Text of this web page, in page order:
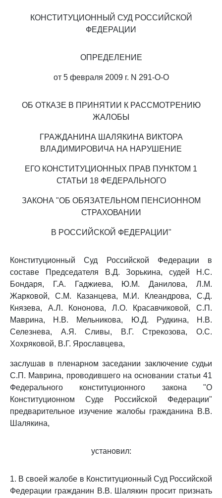
КОНСТИТУЦИОННЫЙ СУД РОССИЙСКОЙ
ФЕДЕРАЦИИ
ОПРЕДЕЛЕНИЕ
от 5 февраля 2009 г. N 291-О-О
ОБ ОТКАЗЕ В ПРИНЯТИИ К РАССМОТРЕНИЮ
ЖАЛОБЫ
ГРАЖДАНИНА ШАЛЯКИНА ВИКТОРА
ВЛАДИМИРОВИЧА НА НАРУШЕНИЕ
ЕГО КОНСТИТУЦИОННЫХ ПРАВ ПУНКТОМ 1
СТАТЬИ 18 ФЕДЕРАЛЬНОГО
ЗАКОНА "ОБ ОБЯЗАТЕЛЬНОМ ПЕНСИОННОМ
СТРАХОВАНИИ
В РОССИЙСКОЙ ФЕДЕРАЦИИ"
Конституционный Суд Российской Федерации в
составе Председателя В.Д. Зорькина, судей Н.С.
Бондаря, Г.А. Гаджиева, Ю.М. Данилова, Л.М.
Жарковой, С.М. Казанцева, М.И. Клеандрова, С.Д.
Князева, А.Л. Кононова, Л.О. Красавчиковой, С.П.
Маврина, Н.В. Мельникова, Ю.Д. Рудкина, Н.В.
Селезнева, А.Я. Сливы, В.Г. Стрекозова, О.С.
Хохряковой, В.Г. Ярославцева,
заслушав в пленарном заседании заключение судьи
С.П. Маврина, проводившего на основании статьи 41
Федерального конституционного закона "О
Конституционном Суде Российской Федерации"
предварительное изучение жалобы гражданина В.В.
Шалякина,
установил:
1. В своей жалобе в Конституционный Суд Российской
Федерации гражданин В.В. Шалякин просит признать